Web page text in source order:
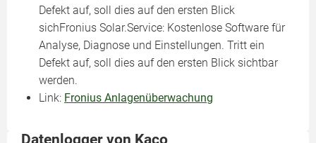
Defekt auf, soll dies auf den ersten Blick
sichFronius Solar.Service: Kostenlose Software für
Analyse, Diagnose und Einstellungen. Tritt ein
Defekt auf, soll dies auf den ersten Blick sichtbar
werden.
Link: Fronius Anlagenüberwachung
Datenlogger von Kaco